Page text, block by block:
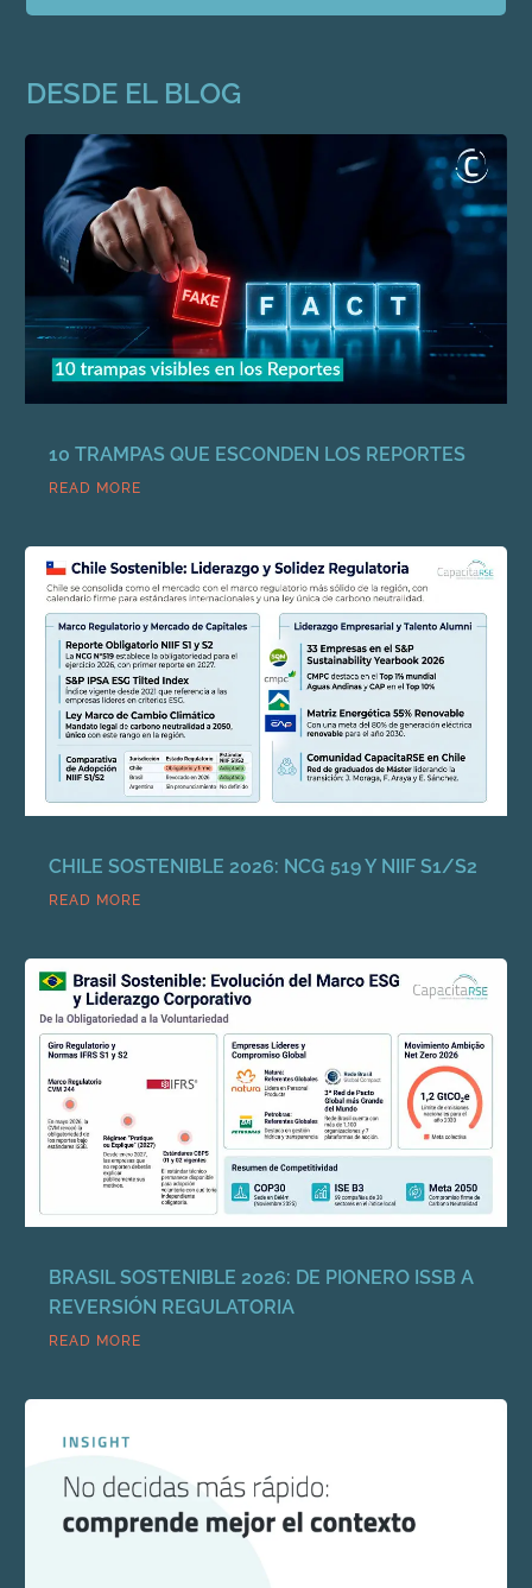
DESDE EL BLOG
10 TRAMPAS QUE ESCONDEN LOS REPORTES
READ MORE
CHILE SOSTENIBLE 2026: NCG 519 Y NIIF S1/S2
READ MORE
BRASIL SOSTENIBLE 2026: DE PIONERO ISSB A
REVERSIÓN REGULATORIA
READ MORE